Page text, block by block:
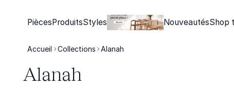
PiècesProduitsStyles NouveautésShop
Accueil Collections Alanah
Alanah